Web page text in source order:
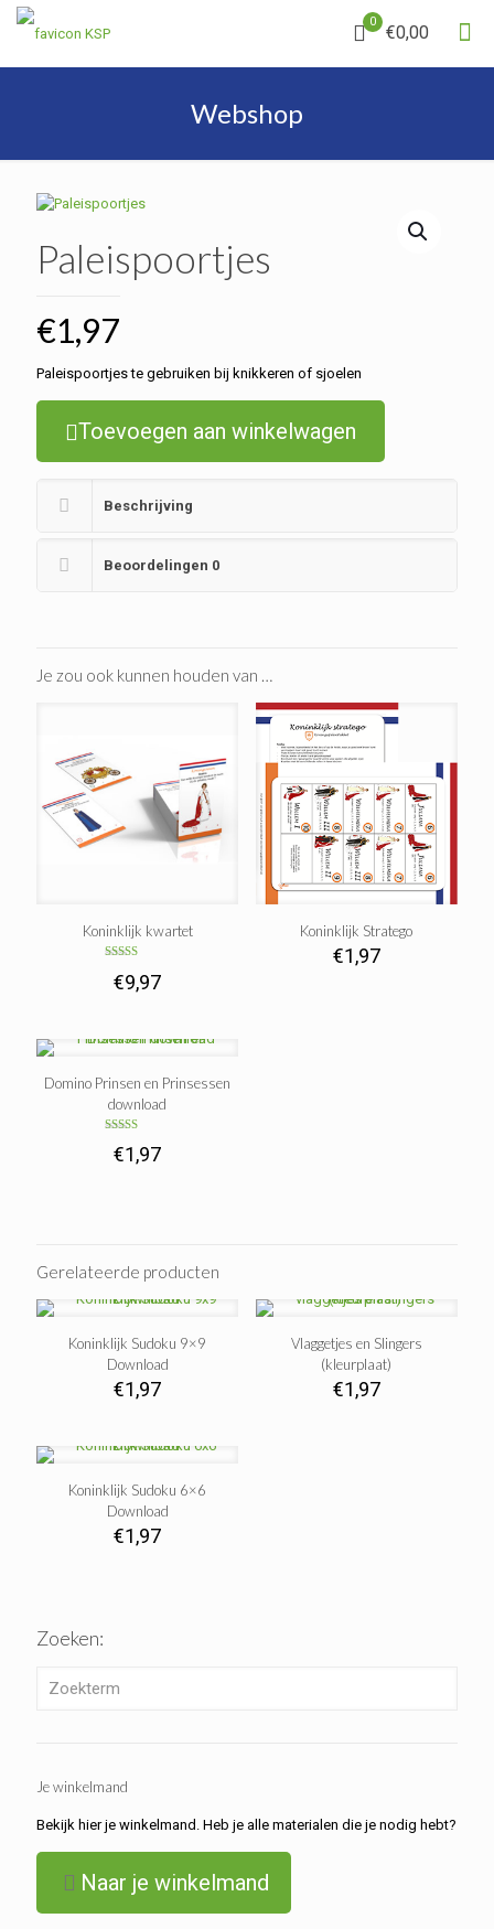
0
€0,00
Webshop
Paleispoortjes
€1,97
Paleispoortjes te gebruiken bij knikkeren of sjoelen
Toevoegen aan winkelwagen
Beschrijving
Beoordelingen 0
Je zou ook kunnen houden van …
Koninklijk kwartet
5.00
uit 5
€9,97
Koninklijk Stratego
€1,97
Domino Prinsen en Prinsessen
download
5.00
uit 5
€1,97
Gerelateerde producten
Koninklijk Sudoku 9×9
Download
€1,97
Vlaggetjes en Slingers
(kleurplaat)
€1,97
Koninklijk Sudoku 6×6
Download
€1,97
Zoeken:
Je winkelmand
Bekijk hier je winkelmand. Heb je alle materialen die je nodig hebt?
Naar je winkelmand